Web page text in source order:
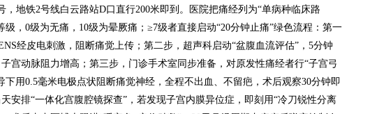
，地铁2号线白云路站D口直行200米即到。医院把痛经列为“单病种临床路
级，0级为无痛，10级为晕厥痛；≥7级者直接启动“20分钟止痛”绿色流程：第一
经皮电刺激，阻断痛觉上传；第二步，超声科启动“盆腹血流评估”，5分钟
宫动脉阻力增高；第三步，门诊手术室同步准备，对原发性痛经者行“子宫弓
下用0.5毫米电极点状阻断痛觉神经，全程不出血、不留疤，术后观察30分钟即
安排“一体化宫腹腔镜探查”，若发现子宫内膜异位症，即刻用“冷刀锐性分离